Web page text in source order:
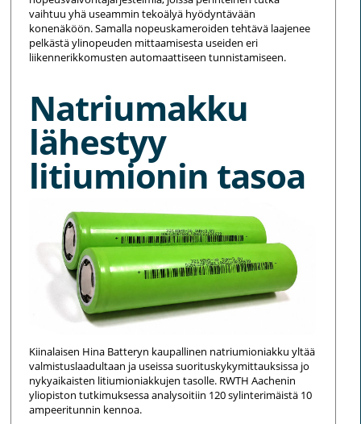
vaihtuu yhä useammin tekoälyä hyödyntävään
konenäköön. Samalla nopeuskameroiden tehtävä laajenee
pelkästä ylinopeuden mittaamisesta useiden eri
liikennerikkomusten automaattiseen tunnistamiseen.
Natriumakku
lähestyy
litiumionin tasoa
Kiinalaisen Hina Batteryn kaupallinen natriumioniakku yltää
valmistuslaadultaan ja useissa suorituskykymittauksissa jo
nykyaikaisten litiumioniakkujen tasolle. RWTH Aachenin
yliopiston tutkimuksessa analysoitiin 120 sylinterimäistä 10
ampeeritunnin kennoa.